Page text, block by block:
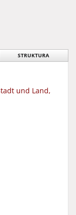
STRUKTURA
und Land,